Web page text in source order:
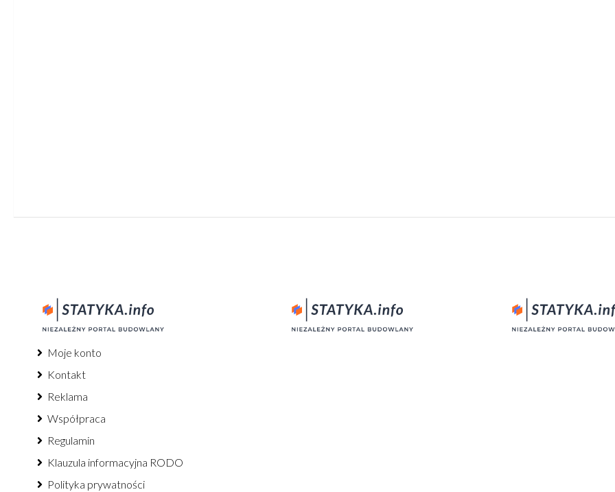
Moje konto
Kontakt
Reklama
Współpraca
Regulamin
Klauzula informacyjna RODO
Polityka prywatności